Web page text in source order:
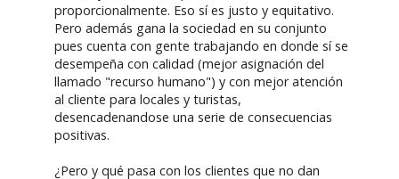
proporcionalmente. Eso sí es justo y equitativo.
Pero además gana la sociedad en su conjunto
pues cuenta con gente trabajando en donde sí se
desempeña con calidad (mejor asignación del
llamado "recurso humano") y con mejor atención
al cliente para locales y turistas,
desencadenandose una serie de consecuencias
positivas.
¿Pero y qué pasa con los clientes que no dan